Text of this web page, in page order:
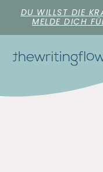
DU WILLST DIE
MELDE DICH